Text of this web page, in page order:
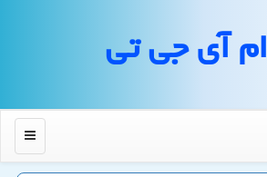
ام آی جی تی
منو